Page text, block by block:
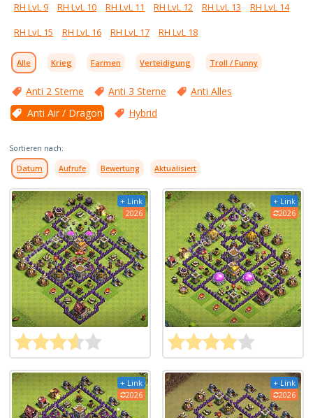
RH LvL 9
RH LvL 10 RH LvL 11 RH LvL 12 RH LvL 13
RH LvL 14
RH LvL 15
RH LvL 16 RH LvL 17 RH LvL 18
Alle Krieg Farmen Verteidigung Troll / Funny
Anti 2 Sterne Anti 3 Sterne
Anti Alles
Anti Air / Dragon
Hybrid
Sortieren nach:
Datum Aufrufe Bewertung Aktualisiert
+ Link
2026
+ Link
2026
+ Link
2026
+ Link
2026